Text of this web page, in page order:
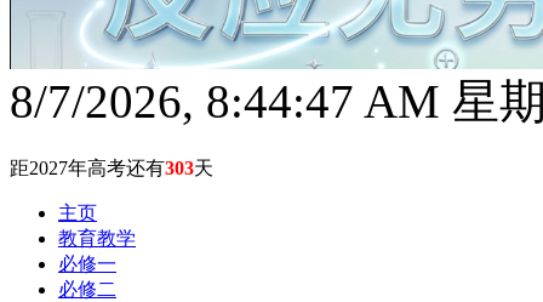
8/7/2026, 8:44:48 AM 星
距2027年高考还有303天
主页
教育教学
必修一
必修二